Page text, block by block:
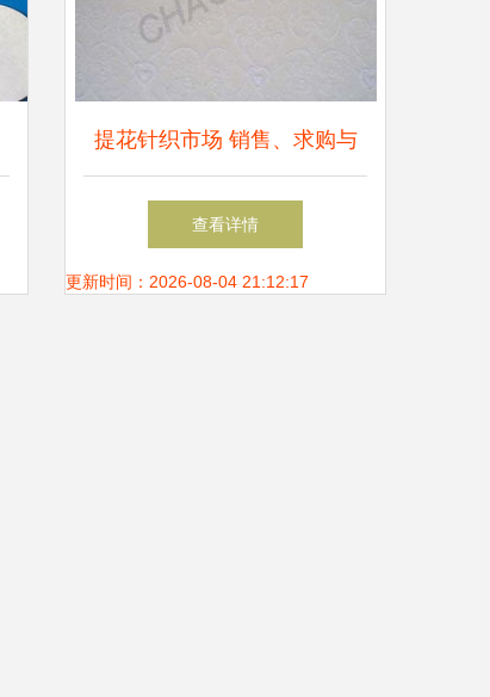
提花针织市场 销售、求购与
贸易信息全解析
查看详情
更新时间：2026-08-04 21:12:17